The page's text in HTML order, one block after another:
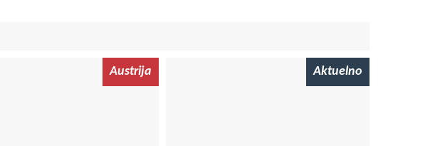
Austrija Aktuelno